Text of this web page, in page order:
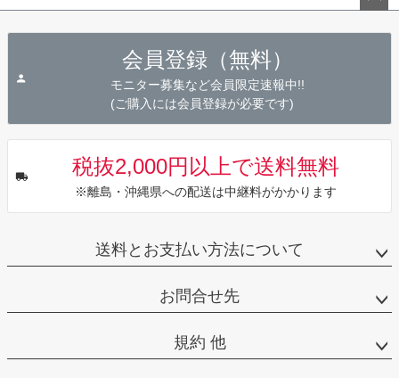
会員登録（無料）
モニター募集など会員限定速報中!!
(ご購入には会員登録が必要です)
税抜2,000円以上で送料無料
※離島・沖縄県への配送は中継料がかかります
送料とお支払い方法について
お問合せ先
規約 他